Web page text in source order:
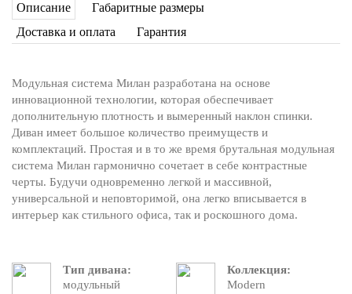
Описание
Габаритные размеры
Доставка и оплата
Гарантия
Модульная система Милан разработана на основе
инновационной технологии, которая обеспечивает
дополнительную плотность и вымеренный наклон спинки.
Диван имеет большое количество преимуществ и
комплектаций. Простая и в то же время брутальная модульная
система Милан гармонично сочетает в себе контрастные
черты. Будучи одновременно легкой и массивной,
универсальной и неповторимой, она легко вписывается в
интерьер как стильного офиса, так и роскошного дома.
Тип дивана:
модульный
Коллекция:
Modern